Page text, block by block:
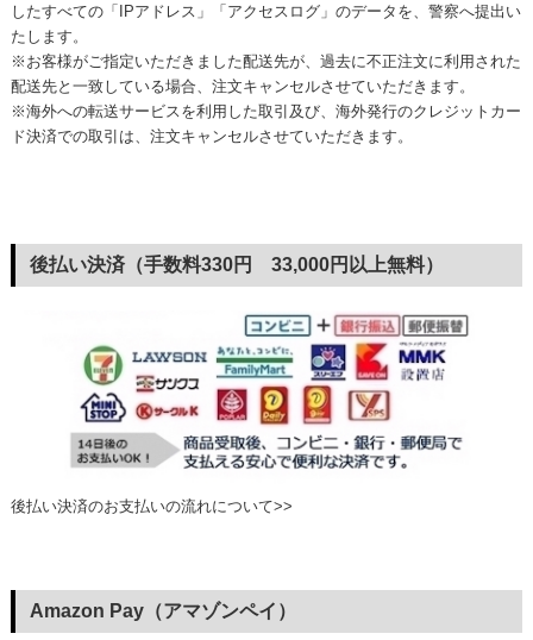
したすべての「IPアドレス」「アクセスログ」のデータを、警察へ提出い
たします。
※お客様がご指定いただきました配送先が、過去に不正注文に利用された
配送先と一致している場合、注文キャンセルさせていただきます。
※海外への転送サービスを利用した取引及び、海外発行のクレジットカー
ド決済での取引は、注文キャンセルさせていただきます。
後払い決済（手数料330円 33,000円以上無料）
後払い決済のお支払いの流れについて>>
Amazon Pay（アマゾンペイ）